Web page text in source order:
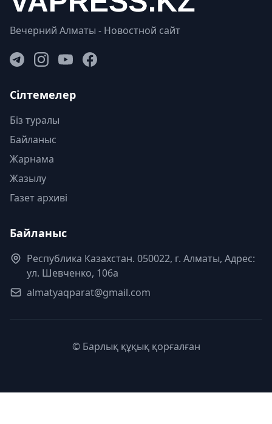
Вечерний Алматы - Новостной сайт
Сілтемелер
Біз туралы
Байланыс
Жарнама
Жазылу
Газет архиві
Байланыс
Республика Казахстан. 050022, г. Алматы, Адрес:
ул. Шевченко, 106а
almatyaqparat@gmail.com
© Барлық құқық қорғалған